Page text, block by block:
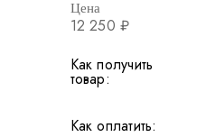
Цена
12 250 ₽
Как получить
товар:
Как оплатить: